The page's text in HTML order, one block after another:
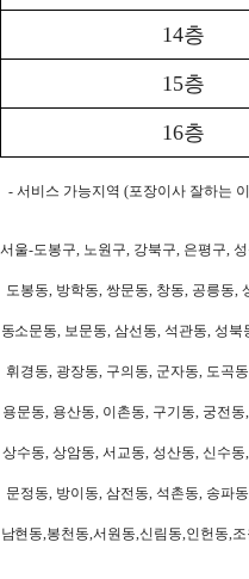
14층
15층
16층
- 서비스 가능지역 (포장이사 잘하는
서울-도봉구, 노원구, 강북구, 은평구,
도봉동, 방학동, 쌍문동, 창동, 공릉동,
동소문동, 보문동, 삼선동, 석관동, 성
휘경동, 광장동, 구의동, 군자동, 도곡
용문동, 용산동, 이촌동, 구기동, 궁전
상수동, 상암동, 서교동, 성산동, 신수
문정동, 방이동, 삼전동, 석촌동, 송파
남현동,봉천동,서원동,신림동,인헌동,